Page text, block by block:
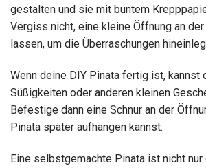
gestalten und sie mit buntem
Vergiss nicht, eine kleine Öffnung an
lassen, um die Überraschungen
Wenn deine DIY Pinata fertig ist, kannst
Süßigkeiten oder anderen kleinen
Befestige dann eine Schnur an der
Pinata später aufhängen kannst.
Eine selbstgemachte Pinata ist nicht